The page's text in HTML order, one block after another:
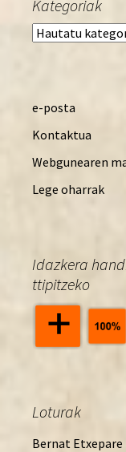
Kategoriak
Kategoriak
e-posta
Kontaktua
Webgunearen
Lege oharrak
Idazkera
ttipitzeko
Loturak
Bernat Etxepare